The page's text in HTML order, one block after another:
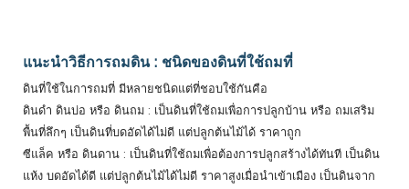
แนะนำวิธีการถมดิน : ชนิดของดินที่ใช้ถมที่
ดินที่ใช้ในการถมที่ มีหลายชนิดแต่ที่ชอบใช้กันคือ
ดินดำ ดินบ่อ หรือ ดินถม : เป็นดินที่ใช้ถมเพื่อการปลูกบ้าน หรือ ถมเสริม
พื้นที่ลึกๆ เป็นดินที่บดอัดได้ไม่ดี แต่ปลูกต้นไม้ได้ ราคาถูก
ซีแล็ค หรือ ดินดาน : เป็นดินที่ใช้ถมเพื่อต้องการปลูกสร้างได้ทันที เป็นดิน
แห้ง บดอัดได้ดี แต่ปลูกต้นไม้ได้ไม่ดี ราคาสูงเมื่อนำเข้าเมือง เป็นดินจาก